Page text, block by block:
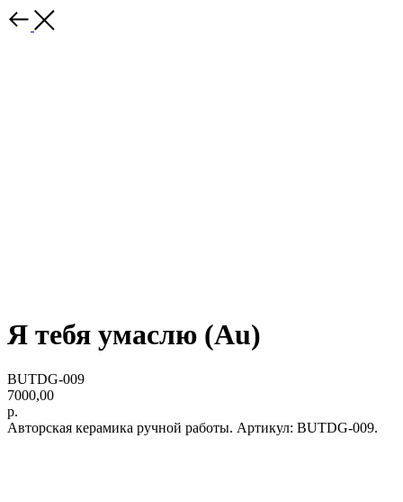
Я тебя умаслю (Au)
BUTDG-009
7000,00
р.
Авторская керамика ручной работы. Артикул: BUTDG-009.